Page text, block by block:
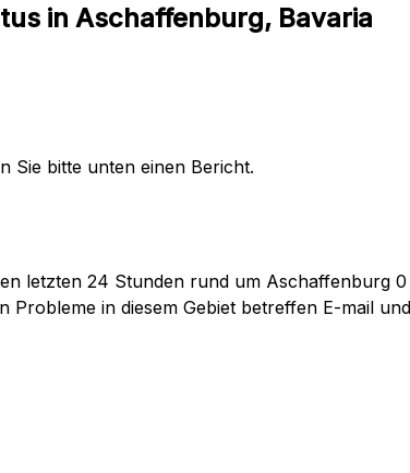
in Aschaffenburg, Bavaria
Sie bitte unten einen Bericht.
letzten 24 Stunden rund um Aschaffenburg
Probleme in diesem Gebiet betreffen E-mail